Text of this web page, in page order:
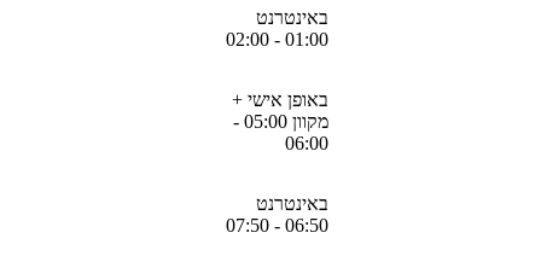
באינטרנט
01:00 - 02:00
באופן אישי +
מקוון 05:00 -
06:00
באינטרנט
06:50 - 07:50